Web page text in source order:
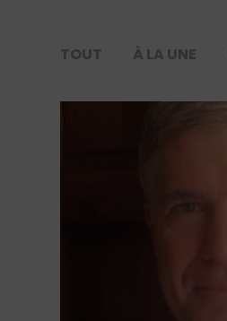
TOUT À LA UNE